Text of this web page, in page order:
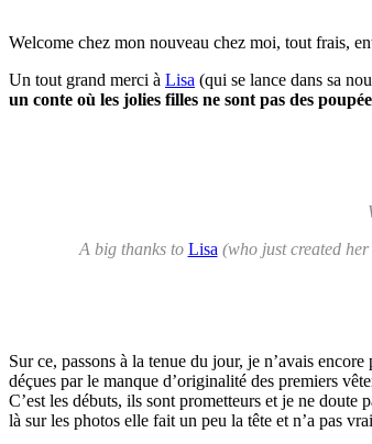
Welcome chez mon nouveau chez moi, tout frais,
Un tout grand merci à Lisa (qui se lance dans sa
un conte où les jolies filles ne sont pas des
A big thanks to Lisa (who just created
Sur ce, passons à la tenue du jour, je n’avais
déçues par le manque d’originalité des premiers
C’est les débuts, ils sont prometteurs et je ne doute
là sur les photos elle fait un peu la tête et n’a pas